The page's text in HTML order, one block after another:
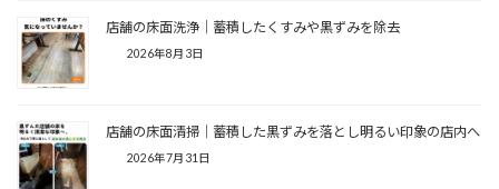
店舗の床面洗浄｜蓄積したくすみや黒ずみを除去
2026年8月3日
店舗の床面清掃｜蓄積した黒ずみを落とし明るい印象の店内へ
2026年7月31日